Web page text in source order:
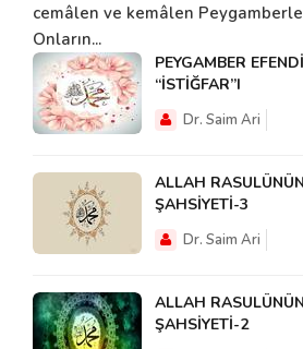
cemâlen ve kemâlen
Onların...
PEYGAMBER
“İSTİĞFAR”I
Dr. Saim Ari
ALLAH
ŞAHSİYETİ-3
Dr. Saim Ari
ALLAH
ŞAHSİYETİ-2